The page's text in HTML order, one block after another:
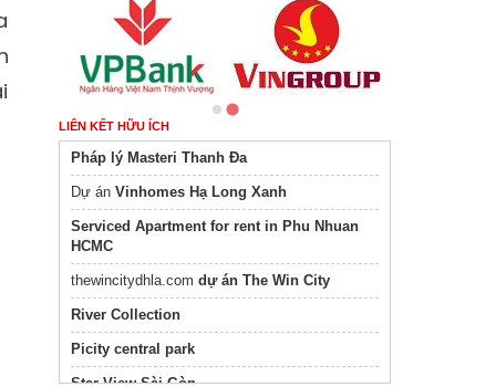
LIÊN KẾT HỮU ÍCH
Pháp lý Masteri Thanh Đa
Dự án Vinhomes Hạ Long Xanh
Serviced Apartment for rent in Phu Nhuan
HCMC
thewincitydhla.com dự án The Win City
River Collection
Picity central park
Star View Sài Gòn